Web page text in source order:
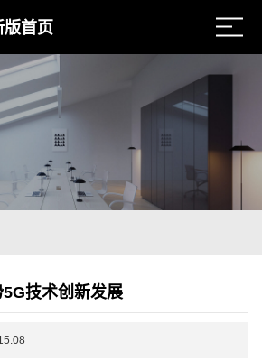
版首页
技术创新发展